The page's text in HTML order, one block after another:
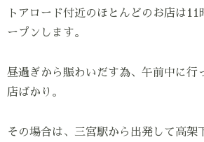
トアロード付近のほとんどのお店は11
ープンします。
昼過ぎから賑わいだす為、午前中に行
店ばかり。
その場合は、三宮駅から出発して高架